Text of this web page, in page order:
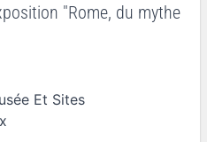
"Rome, du mythe
Et Sites